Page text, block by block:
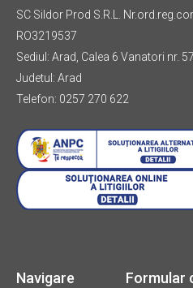
SC Sildor Prod S.R.L.
RO3219537
Sediul: Arad, Calea 6 Vanatori nr. 57
Judetul: Arad
Telefon: 0257 270 622
Navigare Formular